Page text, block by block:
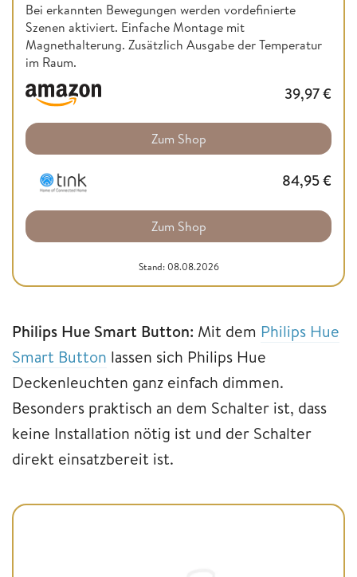
Bei erkannten Bewegungen werden vordefinierte
Szenen aktiviert. Einfache Montage mit
Magnethalterung. Zusätzlich Ausgabe der Temperatur
im Raum.
39,97€
Zum Shop
84,95€
Zum Shop
Stand: 08.08.2026
Philips Hue Smart Button: Mit dem Philips Hue
Smart Button lassen sich Philips Hue
Deckenleuchten ganz einfach dimmen.
Besonders praktisch an dem Schalter ist, dass
keine Installation nötig ist und der Schalter
direkt einsatzbereit ist.